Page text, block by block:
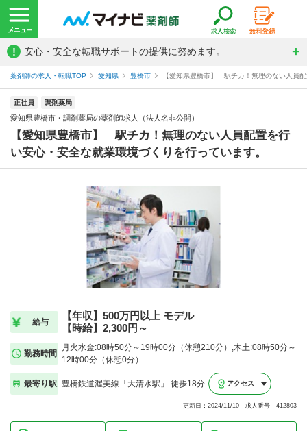
! 安心・安全な転職サポートの提供に努めます。
薬剤師の求人・転職TOP 愛知県 豊橋市 【愛知県豊橋市】 駅チカ！無理のない人員
正社員 調剤薬局
愛知県豊橋市・調剤薬局の薬剤師求人（法人名非公開）
【愛知県豊橋市】 駅チカ！無理のない人員配置を行
い安心・安全な就業環境づくりを行っています。
給与
【年収】500万円以上 モデル
【時給】2,300円～
勤務時間
月火水金:08時50分～19時00分（休憩210分）,木土:08時50分～
12時00分（休憩0分）
最寄り駅 豊橋鉄道渥美線「大清水駅」 徒歩18分 アクセス
更新日：2024/11/10 求人番号：412803